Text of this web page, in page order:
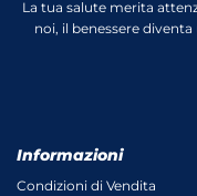
La tua salute merita
noi, il benessere
Informazioni
Condizioni di Vendita